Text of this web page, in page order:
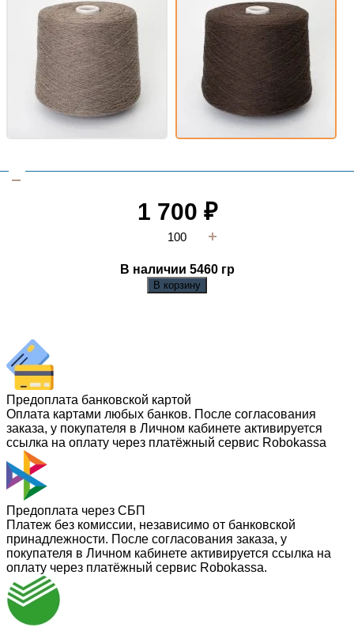
1 700 ₽
В наличии 5460гр
В корзину
Предоплата банковской картой
Оплата картами любых банков. После согласования
заказа, у покупателя в Личном кабинете активируется
ссылка на оплату через платёжный сервис Robokassa
Предоплата через СБП
Платеж без комиссии, независимо от банковской
принадлежности. После согласования заказа, у
покупателя в Личном кабинете активируется ссылка на
оплату через платёжный сервис Robokassa.